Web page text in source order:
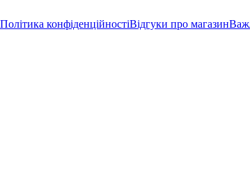
Політика конфіденційностіВідгуки про магазин